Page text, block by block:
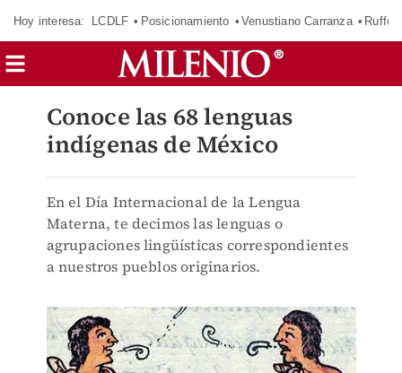
Hoy interesa: LCDLF Posicionamiento Venustiano Carranza Ruffo
Conoce las 68 lenguas
indígenas de México
En el Día Internacional de la Lengua
Materna, te decimos las lenguas o
agrupaciones lingüísticas correspondientes
a nuestros pueblos originarios.